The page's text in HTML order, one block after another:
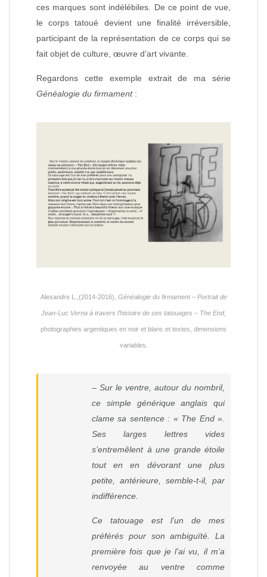
ces marques sont indélébiles. De ce point de vue,
le corps tatoué devient une finalité irréversible,
participant de la représentation de ce corps qui se
fait objet de culture, œuvre d’art vivante.
Regardons cette exemple extrait de ma série
Généalogie du firmament:
Alexandre L.,(2014-2016), Généalogie du firmament – Portrait de
Jean-Luc Verna à travers l’histoire de ses tatouages – The End,
photographies argentiques en noir et blanc et textes, dimensions
variables.
– Sur le ventre, autour du nombril,
ce simple générique anglais qui
clame sa sentence : « The End ».
Ses larges lettres vides
s’entremêlent à une grande étoile
tout en en dévorant une plus
petite, antérieure, semble-t-il, par
indifférence.
Ce tatouage est l’un de mes
préférés pour son ambiguïté. La
première fois que je l’ai vu, il m’a
renvoyée au ventre comme